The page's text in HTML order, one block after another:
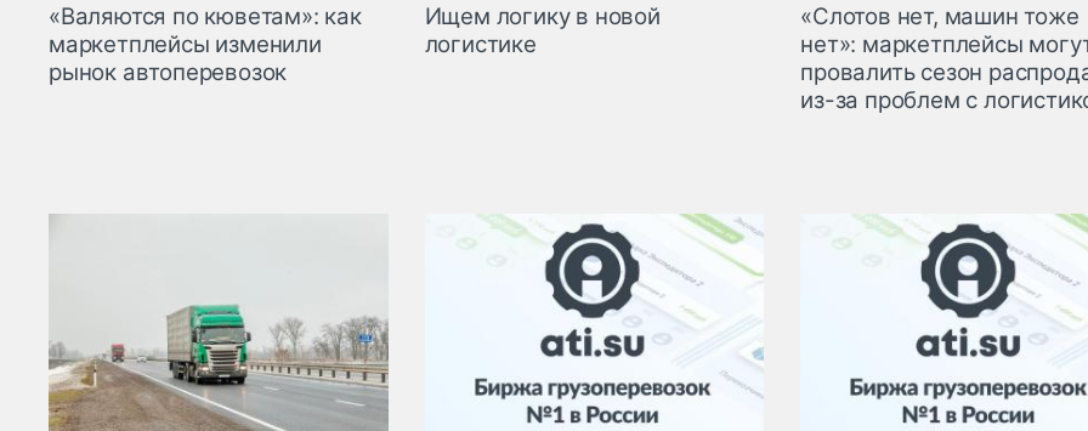
«Валяются по кюветам»: как
маркетплейсы изменили
рынок автоперевозок
Ищем логику в новой
логистике
«Слотов нет, машин тоже
нет»: маркетплейсы
провалить сезон
из-за проблем с